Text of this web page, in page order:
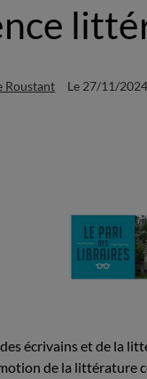
Roustant Le 27/11/2024
des écrivains et de la
de la littérature